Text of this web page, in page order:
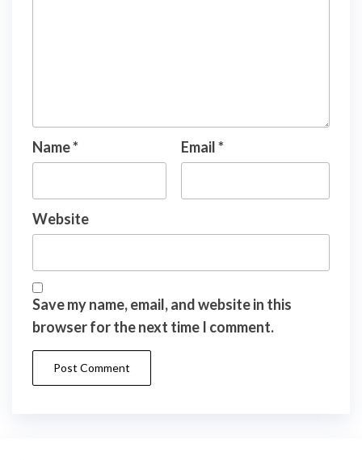
Name* Email*
Website
Save my name, email, and website in this
browser for the next time I comment.